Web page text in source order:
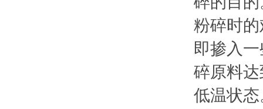
粉碎时
即掺入
碎原料
低温状